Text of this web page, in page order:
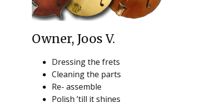
Owner, Joos V.
Dressing the frets
Cleaning the parts
Re- assemble
Polish ’till it shines